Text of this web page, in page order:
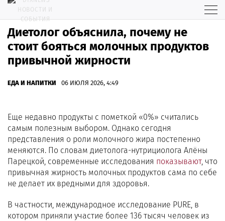
Диетолог объяснила, почему не
стоит бояться молочных продуктов
привычной жирности
ЕДА И НАПИТКИ 06 ИЮЛЯ 2026, 4:49
Еще недавно продукты с пометкой «0%» считались
самым полезным выбором. Однако сегодня
представления о роли молочного жира постепенно
меняются. По словам диетолога-нутрициолога Алёны
Парецкой, современные исследования показывают, что
привычная жирность молочных продуктов сама по себе
не делает их вредными для здоровья.
В частности, международное исследование PURE, в
котором приняли участие более 136 тысяч человек из